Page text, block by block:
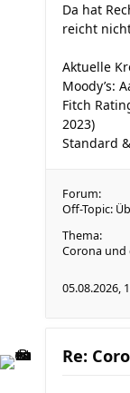
Da hat
reicht
Aktuelle
Moody’s:
Fitch
2023)
Standard
Forum:
Off-Topic:
Thema:
Corona und
05.08.2026,
Re: